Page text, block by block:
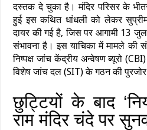
दस्तक दे चुका है। मंदिर परिसर के
हुई इस कथित धांधली को लेकर सुप्रीम
दायर की गई है, जिस पर आगामी 13
संभावना है। इस याचिका में मामले की
निष्पक्ष जांच केंद्रीय अन्वेषण ब्यूरो
विशेष जांच दल (SIT) के गठन की पुरजोर
छुट्टियों के बाद
राम मंदिर चंदे पर